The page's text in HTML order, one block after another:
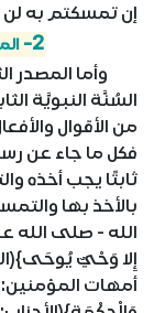
إن تمسكتم به لن
2-
وأما المصدر
السُنَّة النبويَّة
من الأقوال
فكل ما جاء عن
ثابتًا يجب أخذه
بالأخذ بها
الله - صلى الله
أمهات